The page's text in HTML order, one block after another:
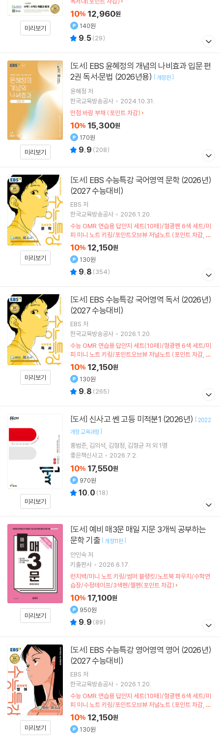
미리보기
10% 12,960원
140원
9.5(29)
미리보기
[도서]
2권 독서·문법 (2026년용) [개정판]
윤혜정 저
한국교육방송공사
2024.10.31.
만점 바람 부채 (포인트 차감)
10% 15,300원
170원
9.9 (208)
미리보기
[도서]
(2027 수능대비)
EBS 저
한국교육방송공사
2026.1.20.
수능 OMR 연습용 답안지 세트(10매)/형광펜 6색 세트/미
피 미니 노트 키링/포인트오브뷰 저널노트 (포인트 차감, 한
정수량)
10% 12,150원
130원
9.8 (354)
미리보기
[도서]
(2027 수능대비)
EBS 저
한국교육방송공사
2026.1.20.
수능 OMR 연습용 답안지 세트(10매)/형광펜 6색 세트/미
피 미니 노트 키링/포인트오브뷰 저널노트 (포인트 차감, 한
정수량)
10% 12,150원
130원
9.8 (265)
미리보기
[도서] 신사고 쎈 고등 미적분1 (2026년) [ 2022
개정 교육과정 ]
홍범준 김의석 김형정 김형균저 외 1명
좋은책신사고
2026.7.2.
10% 17,550원
970원
10.0 (18)
미리보기
[도서]
문학 기출 [개정11판]
안인숙저
키출판사
2026.6.17.
런치백/미니 노트 키링/썸머 블랭킷/노트북 파우치/수학연
습장/수정테이프/3색펜/젤펜(포인트 차감)
10% 17,100원
950원
9.9 (89)
미리보기
[도서]
(2027 수능대비)
EBS 저
한국교육방송공사
2026.1.20.
수능 OMR 연습용 답안지 세트(10매)/형광펜 6색 세트/미
피 미니 노트 키링/포인트오브뷰 저널노트 (포인트 차감, 한
정수량)
10% 12,150원
130원